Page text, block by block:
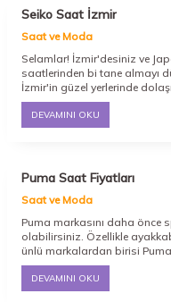
Seiko Saat İzmir
Saat ve Moda
Selamlar! İzmir'desiniz ve
saatlerinden bi tane almayı
İzmir'in güzel yerlerinde
modellerini keşfetmek çok
DEVAMINI OKU
Puma Saat Fiyatları
Saat ve Moda
Puma markasını daha önce
olabilirsiniz. Özellikle
ünlü markalardan birisi
sürdürmektedir. Popüler bir
üretimlerine yeni soluk
genç ve dinamik saat
DEVAMINI OKU